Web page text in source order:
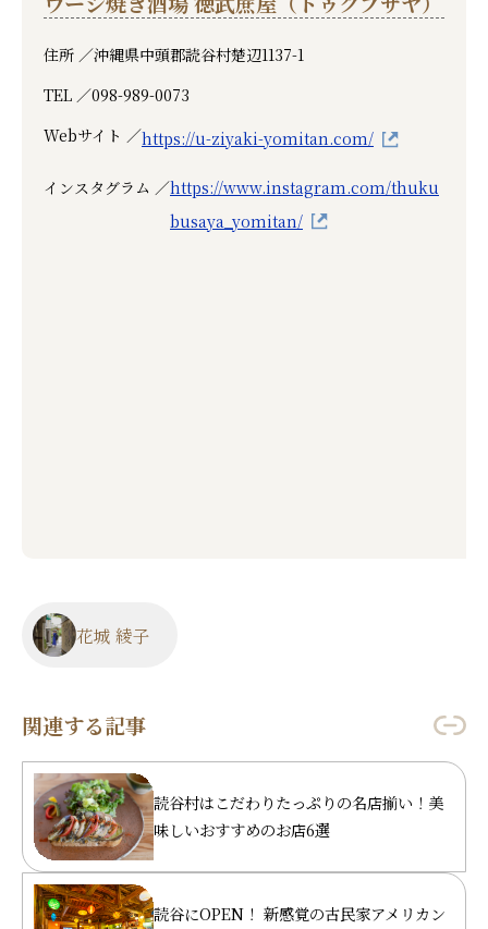
住所 ／沖縄県中頭郡読谷村楚辺1137-1
TEL ／098-989-0073
Webサイト ／https://u-ziyaki-yomitan.com/
インスタグラム ／https://www.instagram.com/thuku
busaya_yomitan/
花城 綾子
関連する記事
読谷村はこだわりたっぷりの名店揃い！美
味しいおすすめのお店6選
読谷にOPEN！ 新感覚の古民家アメリカン